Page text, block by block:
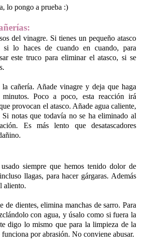
lo pongo a prueba :)
del vinagre. Si tienes un pequeño atasco
si lo haces de cuando en cuando, para
este truco para eliminar el atasco, si se
cañería. Añade vinagre y deja que haga
Poco a poco, esta reacción irá
provocan el atasco. Añade agua caliente,
notas que todavía no se ha eliminado al
Es más lento que desatascadores
siempre que hemos tenido dolor de
llagas, para hacer gárgaras. Además
aliento.
de dientes, elimina manchas de sarro. Para
con agua, y úsalo como si fuera la
digo lo mismo que para la limpieza de la
funciona por abrasión. No conviene abusar.